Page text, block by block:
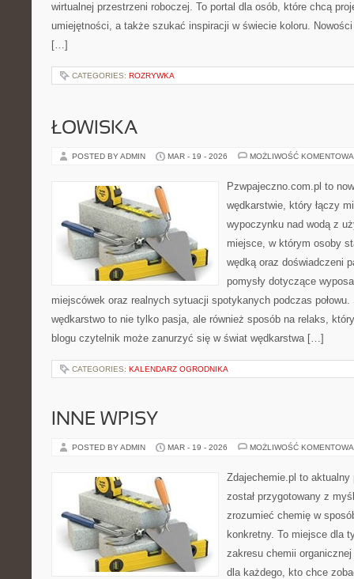
wirtualnej przestrzeni roboczej. To portal dla osób, które chcą
umiejętności, a także szukać inspiracji w świecie koloru.
[…]
CATEGORIES: ROZRYWKA
ŁOWISKA
POSTED BY ADMIN MAR - 19 - 2026 MOŻLIWOŚĆ
Pzwpajeczno.com.pl to
wędkarstwie, który łączy
wypoczynku nad wodą z
miejsce, w którym osoby
wędką oraz doświadczeni
pomysły dotyczące
miejscówek oraz realnych sytuacji spotykanych podczas
wędkarstwo to nie tylko pasja, ale również sposób na relaks,
blogu czytelnik może zanurzyć się w świat wędkarstwa […]
CATEGORIES: KALENDARZ OGRODNIKA
INNE WPISY
POSTED BY ADMIN MAR - 19 - 2026 MOŻLIWOŚĆ
Zdajechemie.pl to
został przygotowany z
zrozumieć chemię w
konkretny. To miejsce dla
zakresu chemii
dla każdego, kto chce